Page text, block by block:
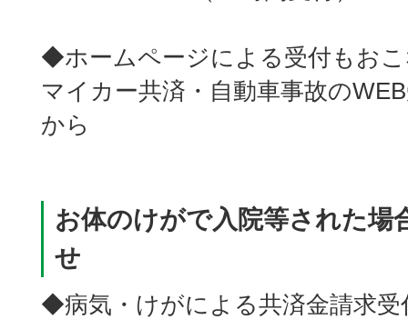
◆ホームページによる受付もお
マイカー共済・自動車事故の
から
お体のけがで入院等された場
せ
◆病気・けがによる共済金請求受